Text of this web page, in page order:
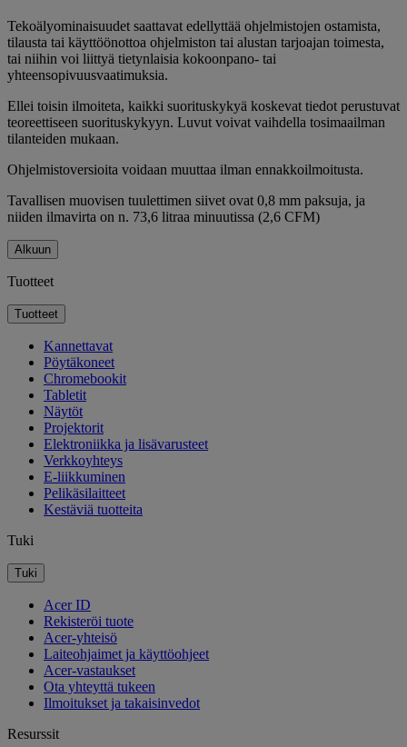
Tekoälyominaisuudet saattavat edellyttää ohjelmistojen ostamista,
tilausta tai käyttöönottoa ohjelmiston tai alustan tarjoajan toimesta,
tai niihin voi liittyä tietynlaisia kokoonpano- tai
yhteensopivuusvaatimuksia.
Ellei toisin ilmoiteta, kaikki suorituskykyä koskevat tiedot perustuvat
teoreettiseen suorituskykyyn. Luvut voivat vaihdella tosimaailman
tilanteiden mukaan.
Ohjelmistoversioita voidaan muuttaa ilman ennakkoilmoitusta.
Tavallisen muovisen tuulettimen siivet ovat 0,8 mm paksuja, ja
niiden ilmavirta on n. 73,6 litraa minuutissa (2,6 CFM)
Alkuun
Tuotteet
Tuotteet
Kannettavat
Pöytäkoneet
Chromebookit
Tabletit
Näytöt
Projektorit
Elektroniikka ja lisävarusteet
Verkkoyhteys
E-liikkuminen
Pelikäsilaitteet
Kestäviä tuotteita
Tuki
Tuki
Acer ID
Rekisteröi tuote
Acer-yhteisö
Laiteohjaimet ja käyttöohjeet
Acer-vastaukset
Ota yhteyttä tukeen
Ilmoitukset ja takaisinvedot
Resurssit